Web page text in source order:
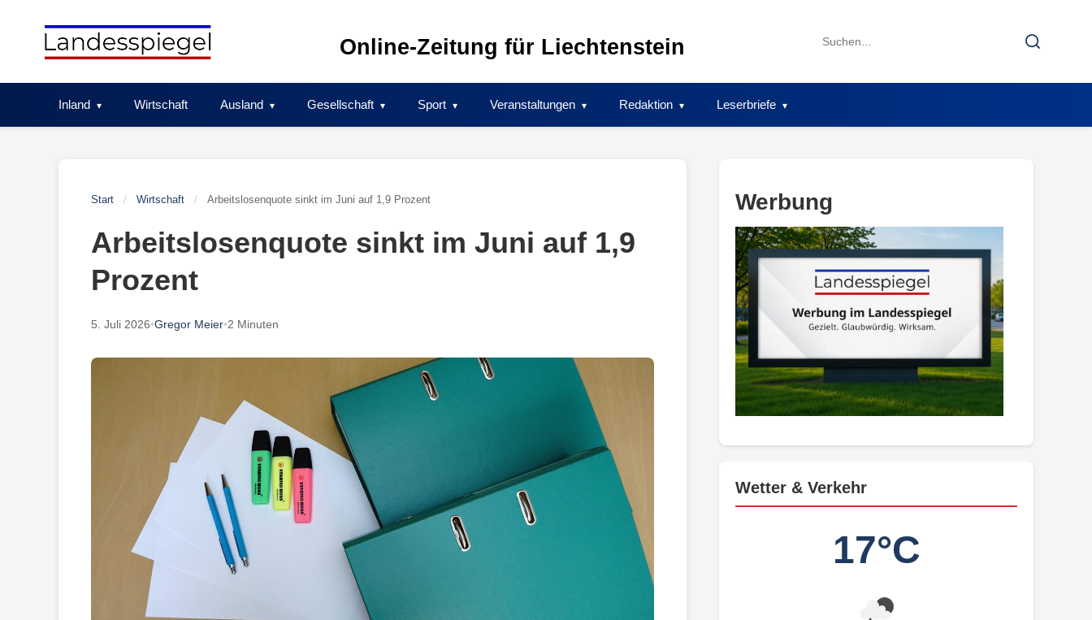
Online-Zeitung für Liechtenstein
Search
Search
Inland Wirtschaft Ausland Gesellschaft Sport Veranstaltungen Redaktion Leserbriefe
Start / Wirtschaft / Arbeitslosenquote sinkt im Juni auf 1,9 Prozent
Arbeitslosenquote sinkt im Juni auf 1,9
Prozent
5. Juli 2026•Gregor Meier•2 Minuten
Werbung
Wetter & Verkehr
17°C